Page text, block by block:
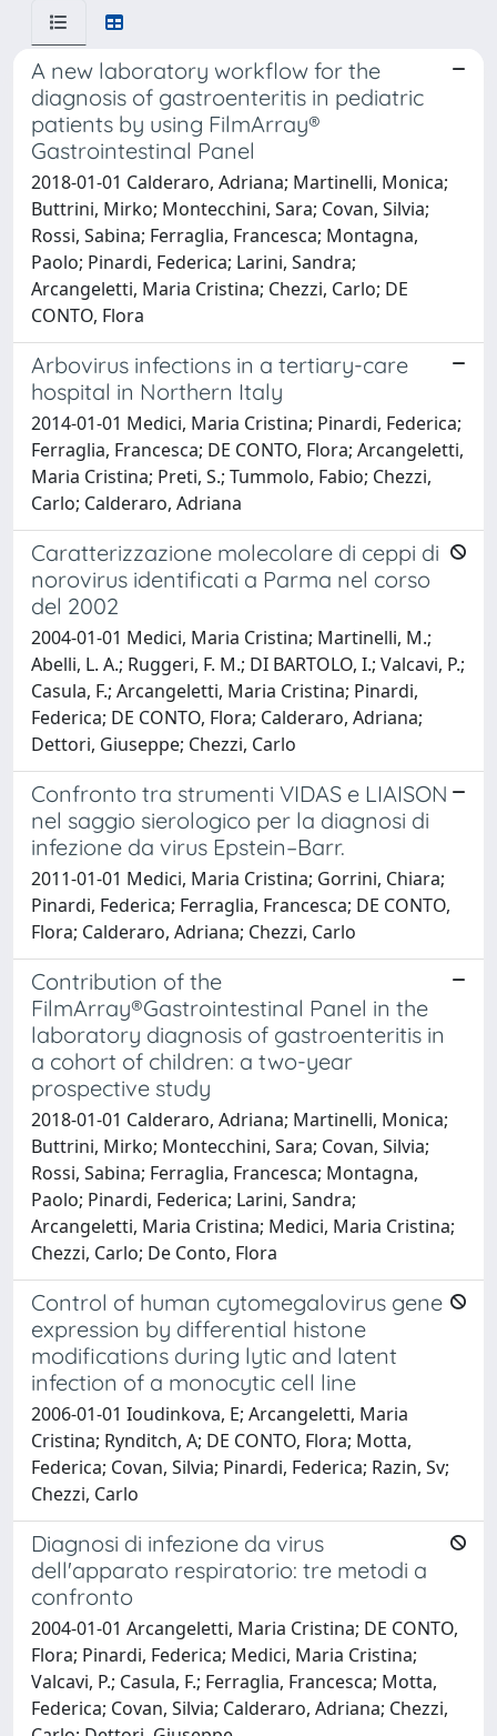
A new laboratory workflow for the
diagnosis of gastroenteritis in pediatric
patients by using FilmArray®
Gastrointestinal Panel
2018-01-01 Calderaro, Adriana; Martinelli, Monica;
Buttrini, Mirko; Montecchini, Sara; Covan, Silvia;
Rossi, Sabina; Ferraglia, Francesca; Montagna,
Paolo; Pinardi, Federica; Larini, Sandra;
Arcangeletti, Maria Cristina; Chezzi, Carlo; DE
CONTO, Flora
Arbovirus infections in a tertiary-care
hospital in Northern Italy
2014-01-01 Medici, Maria Cristina; Pinardi, Federica;
Ferraglia, Francesca; DE CONTO, Flora; Arcangeletti,
Maria Cristina; Preti, S.; Tummolo, Fabio; Chezzi,
Carlo; Calderaro, Adriana
Caratterizzazione molecolare di ceppi di
norovirus identificati a Parma nel corso
del 2002
2004-01-01 Medici, Maria Cristina; Martinelli, M.;
Abelli, L. A.; Ruggeri, F. M.; DI BARTOLO, I.; Valcavi, P.;
Casula, F.; Arcangeletti, Maria Cristina; Pinardi,
Federica; DE CONTO, Flora; Calderaro, Adriana;
Dettori, Giuseppe; Chezzi, Carlo
Confronto tra strumenti VIDAS e LIAISON
nel saggio sierologico per la diagnosi di
infezione da virus Epstein–Barr.
2011-01-01 Medici, Maria Cristina; Gorrini, Chiara;
Pinardi, Federica; Ferraglia, Francesca; DE CONTO,
Flora; Calderaro, Adriana; Chezzi, Carlo
Contribution of the
FilmArray®Gastrointestinal Panel in the
laboratory diagnosis of gastroenteritis in
a cohort of children: a two-year
prospective study
2018-01-01 Calderaro, Adriana; Martinelli, Monica;
Buttrini, Mirko; Montecchini, Sara; Covan, Silvia;
Rossi, Sabina; Ferraglia, Francesca; Montagna,
Paolo; Pinardi, Federica; Larini, Sandra;
Arcangeletti, Maria Cristina; Medici, Maria Cristina;
Chezzi, Carlo; De Conto, Flora
Control of human cytomegalovirus gene
expression by differential histone
modifications during lytic and latent
infection of a monocytic cell line
2006-01-01 Ioudinkova, E; Arcangeletti, Maria
Cristina; Rynditch, A; DE CONTO, Flora; Motta,
Federica; Covan, Silvia; Pinardi, Federica; Razin, Sv;
Chezzi, Carlo
Diagnosi di infezione da virus
dell'apparato respiratorio: tre metodi a
confronto
2004-01-01 Arcangeletti, Maria Cristina; DE CONTO,
Flora; Pinardi, Federica; Medici, Maria Cristina;
Valcavi, P.; Casula, F.; Ferraglia, Francesca; Motta,
Federica; Covan, Silvia; Calderaro, Adriana; Chezzi,